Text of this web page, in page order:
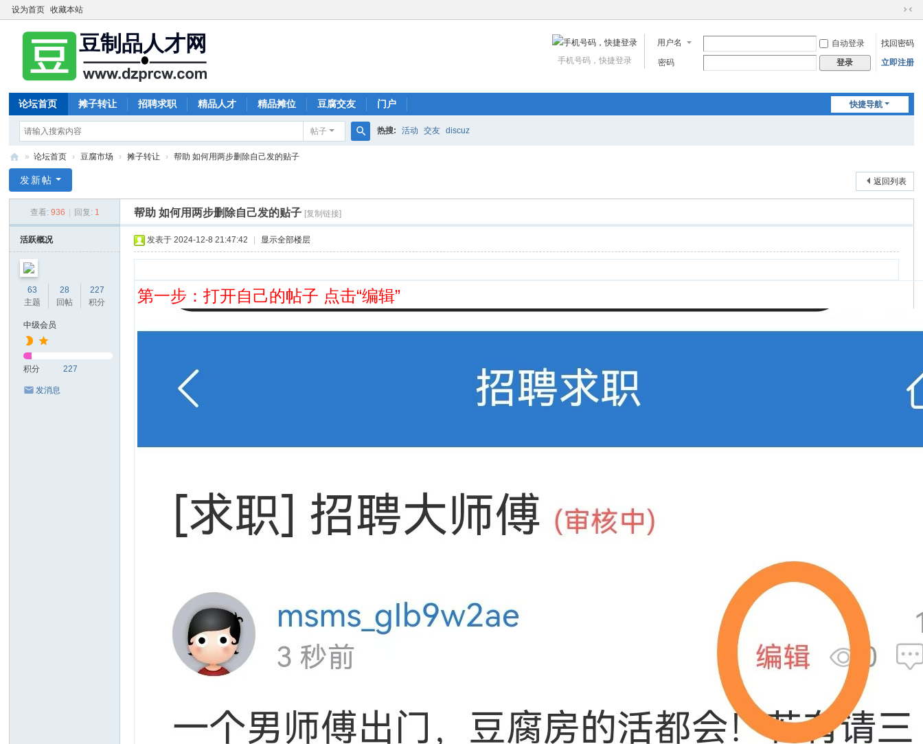
设为首页 收藏本站
切
到
窄
用户名 自动登录
找回密码
密码
登录 立即注册
手机号码，快捷登录
快捷导航
论坛首页 摊子转让 招聘求职 精品人才 精品摊位 豆腐交友 门户
帖子 热搜: 活动 交友 discuz
制
人
网
» 论坛首页 › 豆腐市场 › 摊子转让 › 帮助 如何用两步删除自己发的贴子
返回列表
发新帖
查看: 936 回复: 1 帮助 如何用两步删除自己发的贴子 [复制链接]
活跃概况
63
主题
28
回帖
227
积分
中级会员
积分 227
发消息
发表于 2024-12-8 21:47:42 显示全部楼层
第一步：打开自己的帖子 点击“编辑”